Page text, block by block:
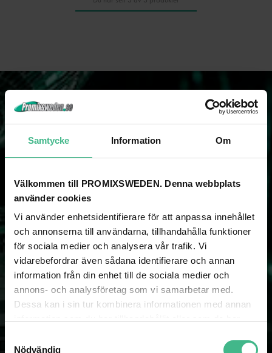
Samtycke Information Om
Välkommen till PROMIXSWEDEN. Denna webbplats
använder cookies
Vi använder enhetsidentifierare för att anpassa innehållet
och annonserna till användarna, tillhandahålla funktioner
för sociala medier och analysera vår trafik. Vi
vidarebefordrar även sådana identifierare och annan
information från din enhet till de sociala medier och
annons- och analysföretag som vi samarbetar med.
Dessa kan i sin tur kombinera informationen med annan
Nödvändig
NYHETSBREV
Som prenumerant på vårt nyhetsbrev missar du aldrig spännande
nyheter och kampanjer!
SKICKA